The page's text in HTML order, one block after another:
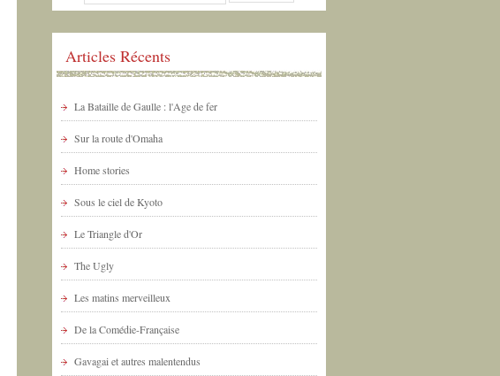
Articles Récents
La Bataille de Gaulle : l'Age de fer
Sur la route d'Omaha
Home stories
Sous le ciel de Kyoto
Le Triangle d'Or
The Ugly
Les matins merveilleux
De la Comédie-Française
Gavagai et autres malentendus